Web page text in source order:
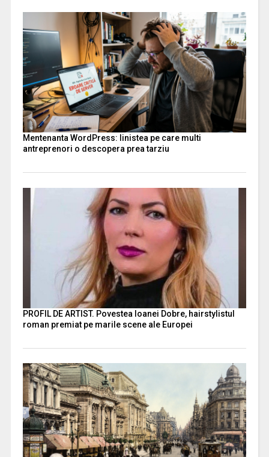
Mentenanta WordPress: linistea pe care multi
antreprenori o descopera prea tarziu
PROFIL DE ARTIST. Povestea Ioanei Dobre, hairstylistul
roman premiat pe marile scene ale Europei